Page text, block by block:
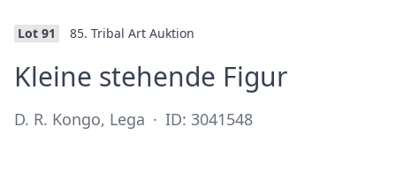
Lot 91 85. Tribal Art Auktion
Kleine stehende Figur·
D. R. Kongo, Lega · ID: 3041548